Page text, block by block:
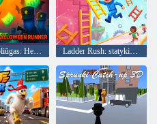
Blogas moliūgas: Helovino bėgikas Ladder Rush: statykite ir lenktyniaukite